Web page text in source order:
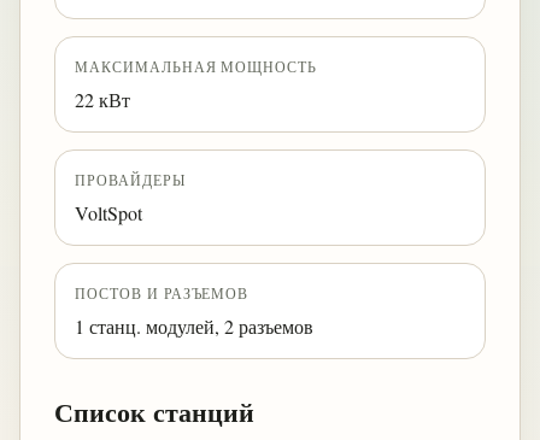
МАКСИМАЛЬНАЯ МОЩНОСТЬ
22 кВт
ПРОВАЙДЕРЫ
VoltSpot
ПОСТОВ И РАЗЪЕМОВ
1 станц. модулей, 2 разъемов
Список станций